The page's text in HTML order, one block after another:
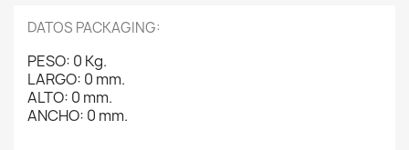
DATOS PACKAGING:
PESO: 0 Kg.
LARGO: 0 mm.
ALTO: 0 mm.
ANCHO: 0 mm.